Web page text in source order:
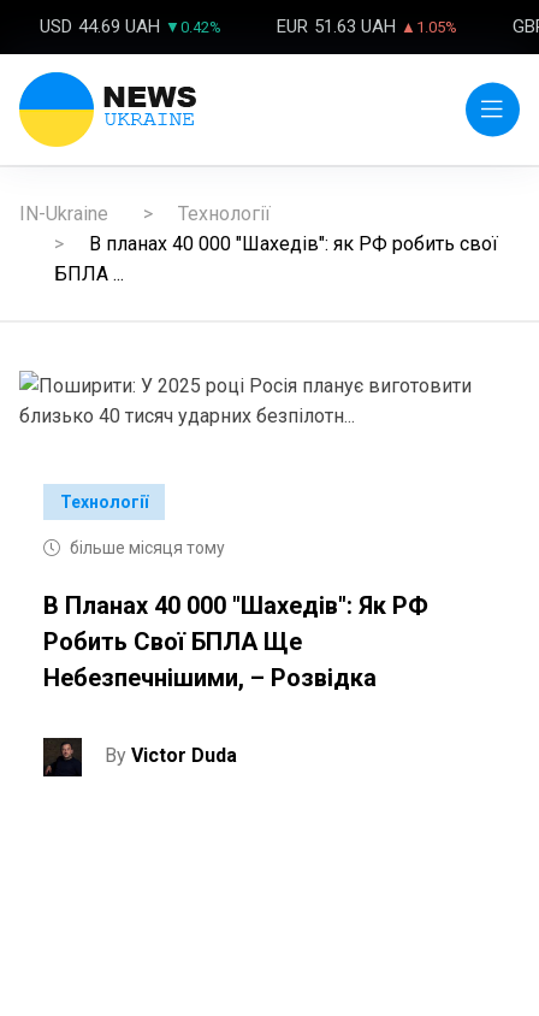
USD 44.69 UAH ▼0.42% EUR 51.63 UAH ▲1.05%
IN-Ukraine
Технології
В планах 40 000 "Шахедів": як РФ робить свої
БПЛА ...
Технології
більше місяця тому
В Планах 40 000 "Шахедів": Як РФ
Робить Свої БПЛА Ще
Небезпечнішими, – Розвідка
ByVictor Duda